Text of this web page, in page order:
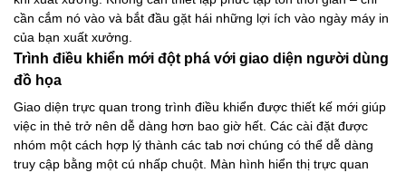
cần cắm nó vào và bắt đầu gặt hái những lợi ích vào ngày máy in
của bạn xuất xưởng.
Trình điều khiển mới đột phá với giao diện người dùng
đồ họa
Giao diện trực quan trong trình điều khiển được thiết kế mới giúp
việc in thẻ trở nên dễ dàng hơn bao giờ hết. Các cài đặt được
nhóm một cách hợp lý thành các tab nơi chúng có thể dễ dàng
truy cập bằng một cú nhấp chuột. Màn hình hiển thị trực quan